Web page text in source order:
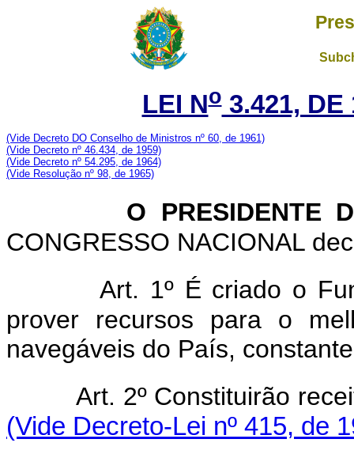
LEI No3.421, DE
(Vide Decreto DO Conselho de Ministros nº 60, de 1961)
(Vide Decreto nº 46.434, de 1959)
(Vide Decreto nº 54.295, de 1964)
(Vide Resolução nº 98, de 1965)
O PRESIDENTE
CONGRESSO NACIONAL
Art. 1º É criado o
prover recursos para o
navegáveis do País,
Art. 2º Constituirão
(Vide Decreto-Lei nº 415, de